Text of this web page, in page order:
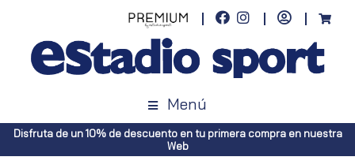
Menú
Disfruta de un 10% de descuento en tu primera compra en nuestra
Web